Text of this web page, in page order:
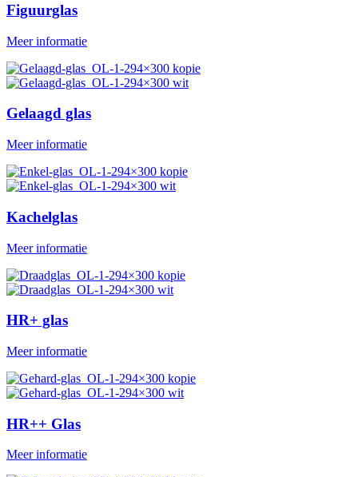
Figuurglas
Meer informatie
Gelaagd glas
Meer informatie
Kachelglas
Meer informatie
HR+ glas
Meer informatie
HR++ Glas
Meer informatie